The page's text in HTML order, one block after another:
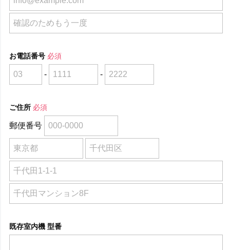
お電話番号 必須
- -
ご住所 必須
郵便番号
既存室内機 型番